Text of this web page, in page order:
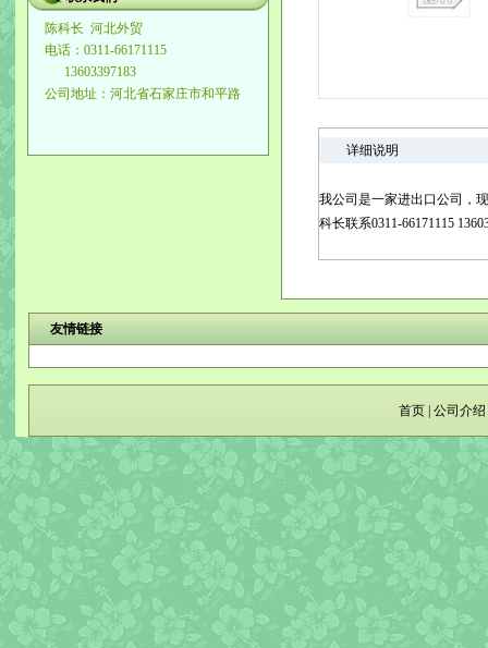
陈科长 河北外贸
电话：0311-66171115
13603397183
公司地址：河北省石家庄市和平路
详细说明
我公司是一家进出口公司，
科长联系0311-66171115
友情链接
首页 公司介绍